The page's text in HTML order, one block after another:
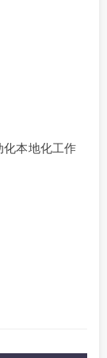
本地化工作